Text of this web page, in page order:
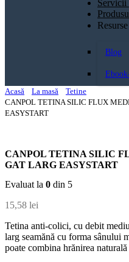
Servicii
Blog
Acasă
La masă
Tetine
CANPOL TETINA SILIC FLUX
EASYSTART
CANPOL TETINA SILIC
GAT LARG EASYSTART
Evaluat la 0 din 5
15,58 lei
Tetina anti-colici, cu debit
larg seamănă cu forma sânului
poate combina hrănirea